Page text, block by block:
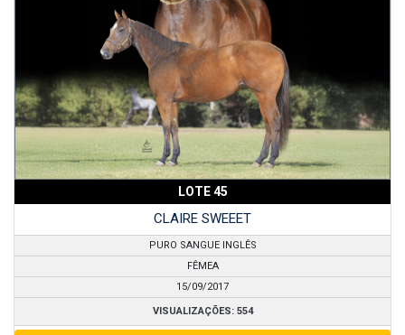
LOTE 45
CLAIRE SWEEET
PURO SANGUE INGLÊS
FÊMEA
15/09/2017
VISUALIZAÇÕES: 554